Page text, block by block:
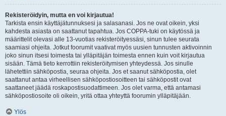
Rekisteröidyin, mutta en voi kirjautua!
Tarkista ensin käyttäjätunnuksesi ja salasanasi. Jos ne ovat oikein, yksi
kahdesta asiasta on saattanut tapahtua. Jos COPPA-tuki on käytössä ja
määrittelit olevasi alle 13-vuotias rekisteröityessäsi, sinun tulee seurata
saamiasi ohjeita. Jotkut foorumit vaativat myös uusien tunnusten aktivoinnin
joko sinun itsesi toimesta tai ylläpitäjän toimesta ennen kuin voit kirjautua
sisään. Tämä tieto kerrottiin rekisteröitymisen yhteydessä. Jos sinulle
lähetettiin sähköpostia, seuraa ohjeita. Jos et saanut sähköpostia, olet
saattanut antaa virheellisen sähköpostiosoitteen tai sähköpostit ovat
saattaneet jäädä roskapostisuodattimeen. Jos olet varma, että antamasi
sähköpostiosoite oli oikein, yritä ottaa yhteyttä foorumin ylläpitäjään.
Ylös